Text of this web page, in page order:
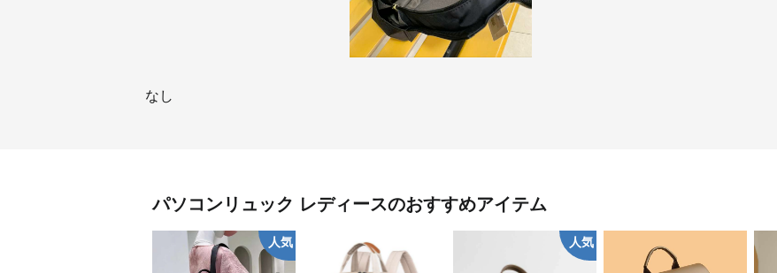
なし
パソコンリュック レディースのおすすめアイテム
人気 人気